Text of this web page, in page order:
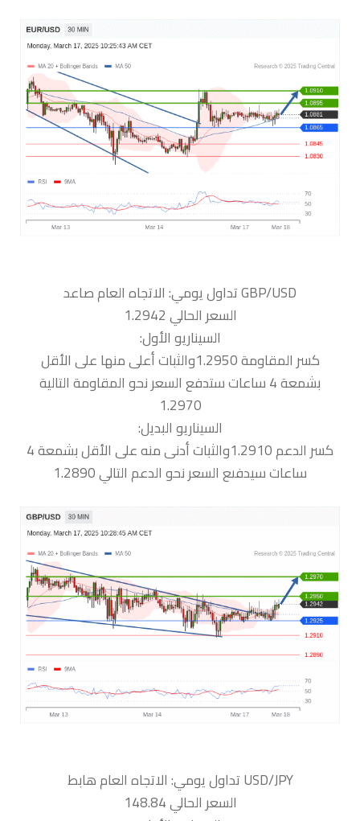
السعر الحالي 1.2942
السيناريو الأول:
كسر المقاومة 1.2950والثبات أعلى منها على الأقل
بشمعة 4 ساعات ستدفع السعر نحو المقاومة التالية
1.2970
السيناريو البديل:
كسر الدعم 1.2910والثبات أدنى منه على الأقل بشمعة 4
ساعات سيدفىع السعر نحو الدعم التالي 1.2890
‏USD/JPY تداول يومي: الاتجاه العام هابط
السعر الحالي 148.84